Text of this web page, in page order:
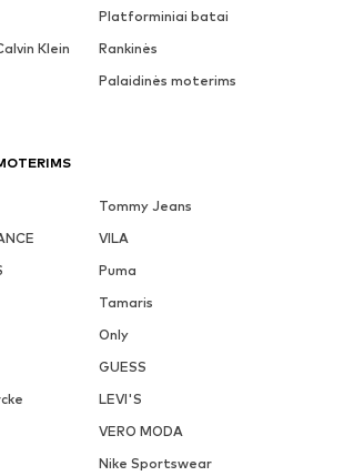
Platforminiai batai
Klein
Rankinės
Palaidinės moterims
Tommy Jeans
VILA
Puma
Tamaris
Only
GUESS
LEVI'S
VERO MODA
Nike Sportswear